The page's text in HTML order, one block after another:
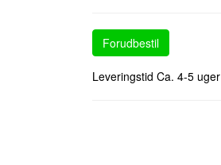
Forudbestil
Leveringstid Ca. 4-5 uger